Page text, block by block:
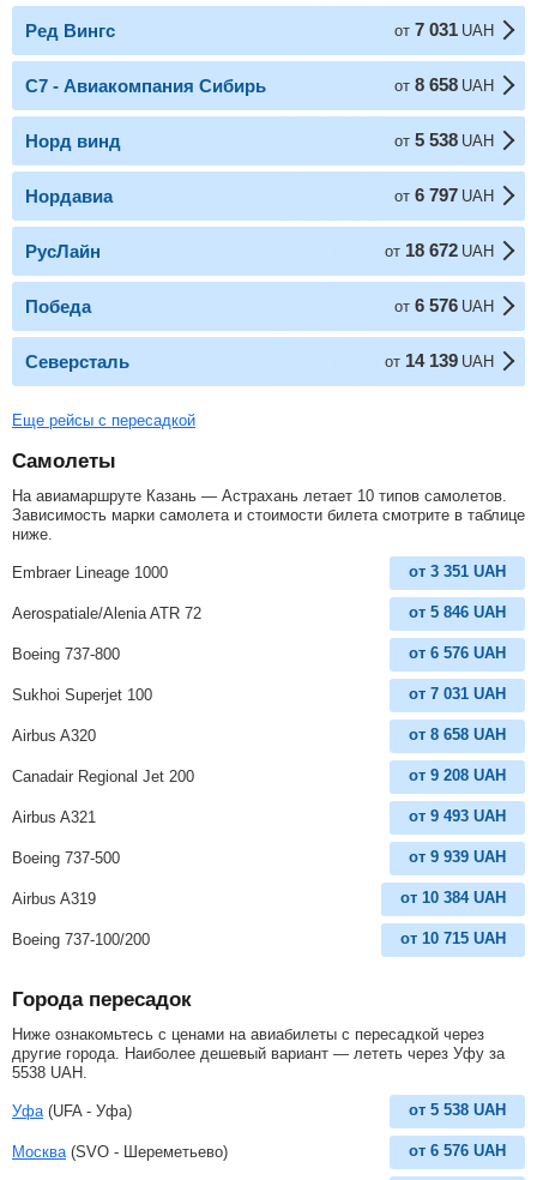
Ред Вингс от 7 031 UAH
С7 - Авиакомпания Сибирь от 8 658 UAH
Норд винд от 5 538 UAH
Нордавиа от 6 797 UAH
РусЛайн от 18 672 UAH
Победа от 6 576 UAH
Северсталь от 14 139 UAH
Еще рейсы с пересадкой
Самолеты
На авиамаршруте Казань — Астрахань летает 10 типов самолетов.
Зависимость марки самолета и стоимости билета смотрите в таблице
ниже.
Embraer Lineage 1000 от 3 351 UAH
Aerospatiale/Alenia ATR 72 от 5 846 UAH
Boeing 737-800 от 6 576 UAH
Sukhoi Superjet 100 от 7 031 UAH
Airbus A320 от 8 658 UAH
Canadair Regional Jet 200 от 9 208 UAH
Airbus A321 от 9 493 UAH
Boeing 737-500 от 9 939 UAH
Airbus A319 от 10 384 UAH
Boeing 737-100/200 от 10 715 UAH
Города пересадок
Ниже ознакомьтесь с ценами на авиабилеты с пересадкой через
другие города. Наиболее дешевый вариант — лететь через Уфу за
5538 UAH
Уфа (UFA - Уфа) от 5 538 UAH
Москва (SVO - Шереметьево) от 6 576 UAH